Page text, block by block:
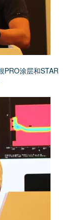
涂层和STAR